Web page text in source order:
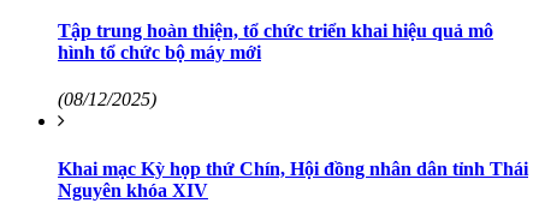
Tập trung hoàn thiện, tổ chức triển khai hiệu quả mô
hình tổ chức bộ máy mới
(08/12/2025)
Khai mạc Kỳ họp thứ Chín, Hội đồng nhân dân tỉnh Thái
Nguyên khóa XIV